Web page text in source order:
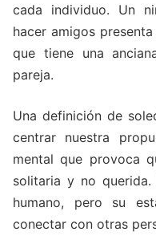
cada individuo. Un
hacer amigos
que tiene una
pareja.
Una definición de
centrar nuestra
mental que provoca
solitaria y no
humano, pero su
conectar con otras